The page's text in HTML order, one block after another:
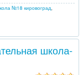
№18 кировоград
школа-